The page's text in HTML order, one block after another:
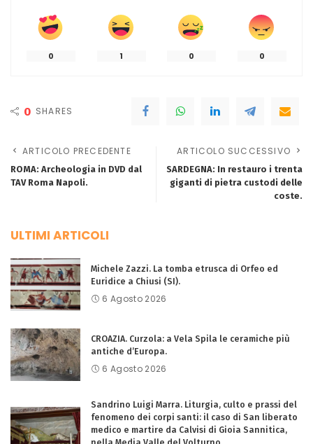
0 1 0 0
0 SHARES
ARTICOLO PRECEDENTE
ROMA: Archeologia in DVD dal
TAV Roma Napoli.
ARTICOLO SUCCESSIVO
SARDEGNA: In restauro i trenta
giganti di pietra custodi delle
coste.
ULTIMI ARTICOLI
Michele Zazzi. La tomba etrusca di Orfeo ed
Euridice a Chiusi (SI).
6 Agosto 2026
CROAZIA. Curzola: a Vela Spila le ceramiche più
antiche d’Europa.
6 Agosto 2026
Sandrino Luigi Marra. Liturgia, culto e prassi del
fenomeno dei corpi santi: il caso di San liberato
medico e martire da Calvisi di Gioia Sannitica,